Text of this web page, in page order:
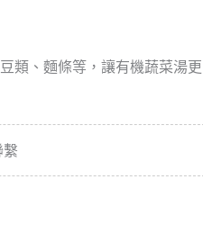
類、麵條等，讓有機蔬菜湯更
繫